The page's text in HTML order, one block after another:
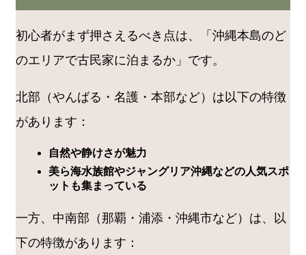
初心者がまず押さえるべき点は、「沖縄本島のど
のエリアで古民家に泊まるか」です。
北部（やんばる・名護・本部など）は以下の特徴
があります：
自然や静けさが魅力
美ら海水族館やジャングリア沖縄などの人気スポ
ットも集まっている
一方、中南部（那覇・浦添・沖縄市など）は、以
下の特徴があります：